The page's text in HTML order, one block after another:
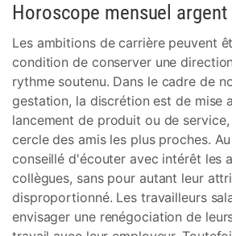
Horoscope mensuel
Les ambitions de carrière peuvent
condition de conserver une
rythme soutenu. Dans le cadre de
gestation, la discrétion est de mise
lancement de produit ou de
cercle des amis les plus proches.
conseillé d'écouter avec intérêt les
collègues, sans pour autant leur
disproportionné. Les travailleurs
envisager une renégociation de